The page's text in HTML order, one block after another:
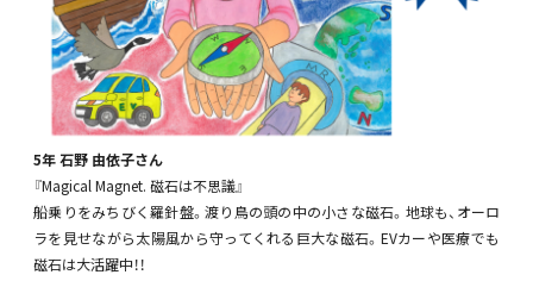
5年 石野 由依子さん
『Magical Magnet. 磁石は不思議』
船乗りをみちびく羅針盤。渡り鳥の頭の中の小さな磁石。地球も、オーロ
ラを見せながら太陽風から守ってくれる巨大な磁石。EVカーや医療でも
磁石は大活躍中！！